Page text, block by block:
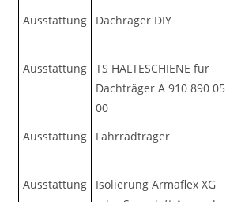
Ausstattung
Dachräger DIY
Ausstattung
TS HALTESCHIENE für
Dachträger A 910 890 05
00
Ausstattung Fahrradträger
Ausstattung
Isolierung Armaflex XG